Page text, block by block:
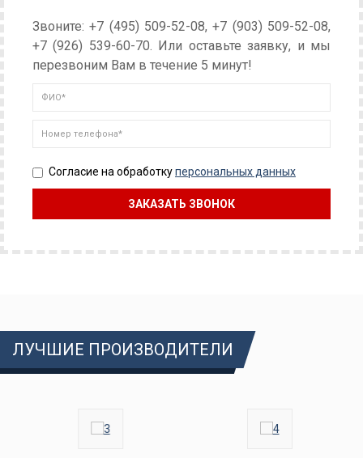
Звоните: +7 (495) 509-52-08, +7 (903) 509-52-08,
+7 (926) 539-60-70. Или оставьте заявку, и мы
перезвоним Вам в течение 5 минут!
Согласие на обработкуперсональных данных
ЛУЧШИЕ ПРОИЗВОДИТЕЛИ